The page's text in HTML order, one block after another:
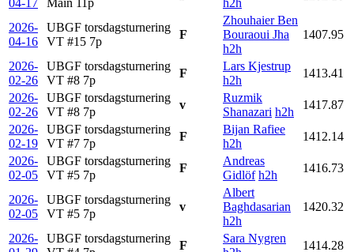
2026-
04-16
UBGF torsdagsturnering
VT #15 7p
F
Zhouhaier Ben
Bouraoui Jha
h2h
1407.95
2026-
02-26
UBGF torsdagsturnering
VT #8 7p
F
Lars Kjestrup
h2h
1413.41
2026-
02-26
UBGF torsdagsturnering
VT #8 7p
v
Ruzmik
Shanazari h2h
1417.87
2026-
02-19
UBGF torsdagsturnering
VT #7 7p
F
Bijan Rafiee
h2h
1412.14
2026-
02-05
UBGF torsdagsturnering
VT #5 7p
F
Andreas
Gidlöf h2h
1416.73
2026-
02-05
UBGF torsdagsturnering
VT #5 7p
v
Albert
Baghdasarian
h2h
1420.32
2026-
UBGF torsdagsturnering
F
Sara Nygren
1414.28